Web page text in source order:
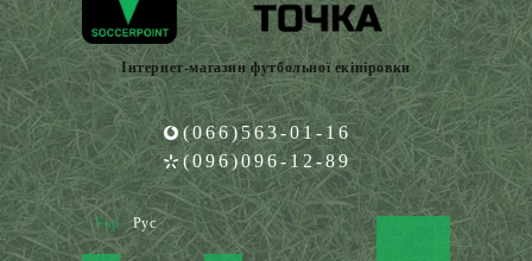
Інтернет-магазин футбольної екіпіровки
(066)563-01-16
(096)096-12-89
Укр Рус